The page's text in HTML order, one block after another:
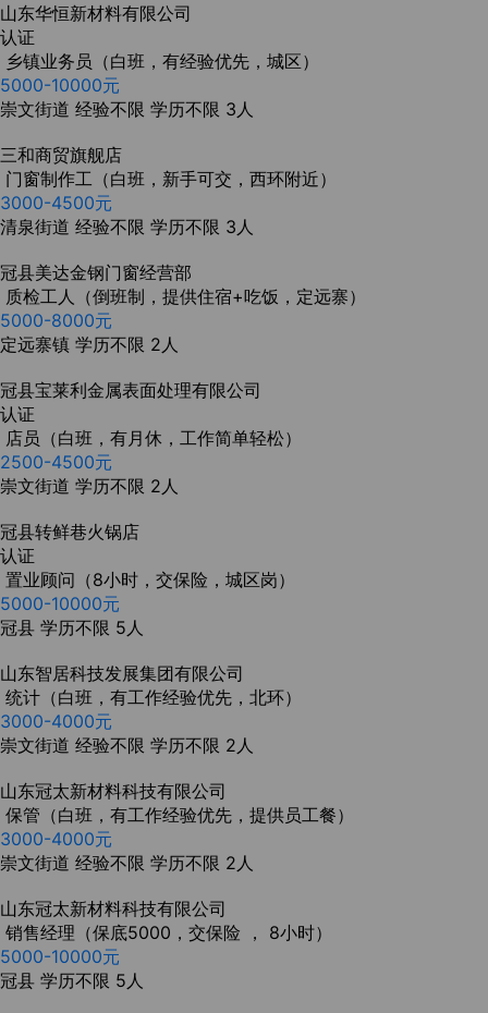
山东华恒新材料有限公司
认证
乡镇业务员（白班，有经验优先，城区）
5000-10000元
崇文街道 经验不限 学历不限 3人
三和商贸旗舰店
门窗制作工（白班，新手可交，西环附近）
3000-4500元
清泉街道 经验不限 学历不限 3人
冠县美达金钢门窗经营部
质检工人（倒班制，提供住宿+吃饭，定远寨）
5000-8000元
定远寨镇 学历不限 2人
冠县宝莱利金属表面处理有限公司
认证
店员（白班，有月休，工作简单轻松）
2500-4500元
崇文街道 学历不限 2人
冠县转鲜巷火锅店
认证
置业顾问（8小时，交保险，城区岗）
5000-10000元
冠县 学历不限 5人
山东智居科技发展集团有限公司
统计（白班，有工作经验优先，北环）
3000-4000元
崇文街道 经验不限 学历不限 2人
山东冠太新材料科技有限公司
保管（白班，有工作经验优先，提供员工餐）
3000-4000元
崇文街道 经验不限 学历不限 2人
山东冠太新材料科技有限公司
销售经理（保底5000，交保险 ， 8小时）
5000-10000元
冠县 学历不限 5人